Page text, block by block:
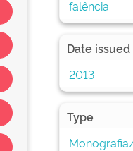
falência
Date issued
2013
Type